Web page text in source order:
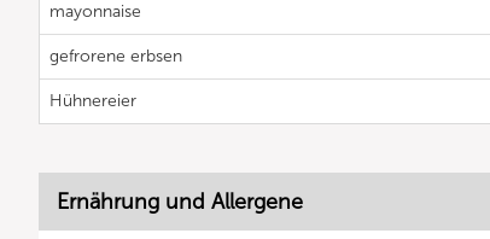
mayonnaise
gefrorene erbsen
Hühnereier
Ernährung und Allergene